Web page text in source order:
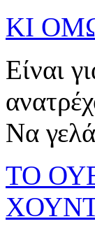
ΚΙ
Είναι
Να
ΤΟ